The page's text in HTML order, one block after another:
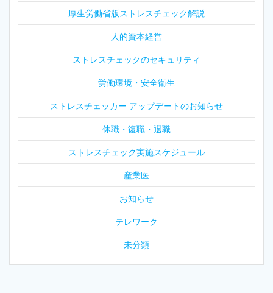
厚生労働省版ストレスチェック解説
人的資本経営
ストレスチェックのセキュリティ
労働環境・安全衛生
ストレスチェッカー アップデートのお知らせ
休職・復職・退職
ストレスチェック実施スケジュール
産業医
お知らせ
テレワーク
未分類